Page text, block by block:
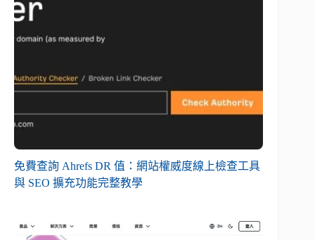
免費查詢 Ahrefs DR 值：網站權威度線上檢查工具
與 SEO 擴充功能完整教學